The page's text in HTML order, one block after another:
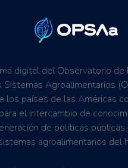
digital del Observatorio de
Sistemas Agroalimentarios
los países de las Américas
el intercambio de
de políticas
agroalimentarios del